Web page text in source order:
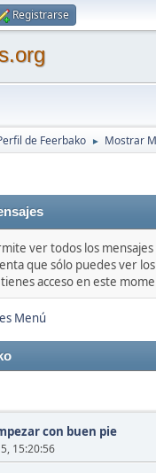
Registrarse
de Feerbako ► Mostrar
ver todos los
que sólo puedes ver
acceso en este
Menú
con buen pie
15:20:56